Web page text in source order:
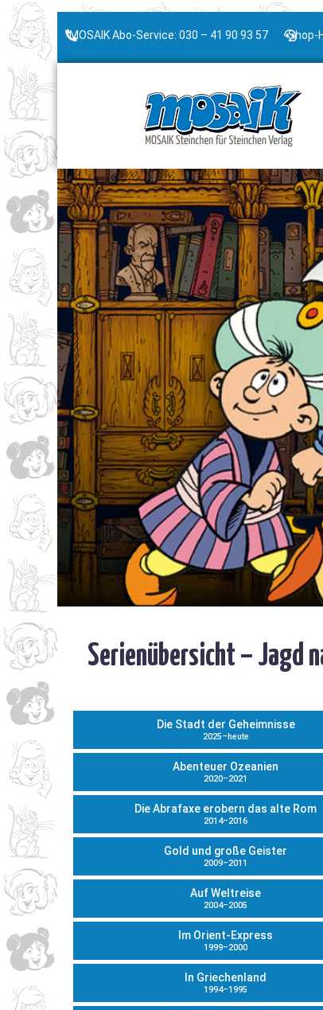
MOSAIK Abo-Service: 030 – 41 90 93 57 Shop-
Serienübersicht – Jagd
Die Stadt der Geheimnisse
2025–heute
Abenteuer Ozeanien
2020–2021
Die Abrafaxe erobern das alte Rom
2014–2016
Gold und große Geister
2009–2011
Auf Weltreise
2004–2005
Im Orient-Express
1999–2000
In Griechenland
1994–1995